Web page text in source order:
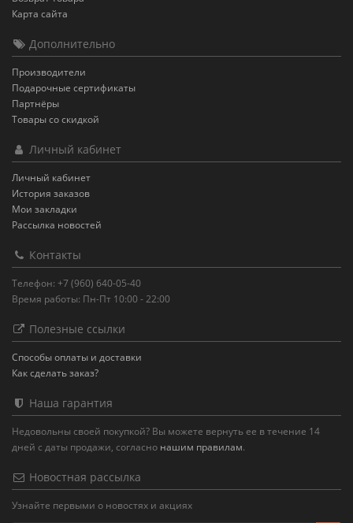
Карта сайта
Дополнительно
Производители
Подарочные сертификаты
Партнёры
Товары со скидкой
Личный кабинет
Личный кабинет
История заказов
Мои закладки
Рассылка новостей
Контакты
Телефон: +7 (960) 640-05-40
Время работы: Пн-Пт 10:00 - 22:00
Полезные ссылки
Способы оплаты и доставки
Как сделать заказ?
Наша гарантия
Недовольны своей покупкой? Вы можете вернуть ее в течение 14
дней с даты продажи, согласно нашим правилам.
Новостная рассылка
Узнайте первыми о новостях и акциях